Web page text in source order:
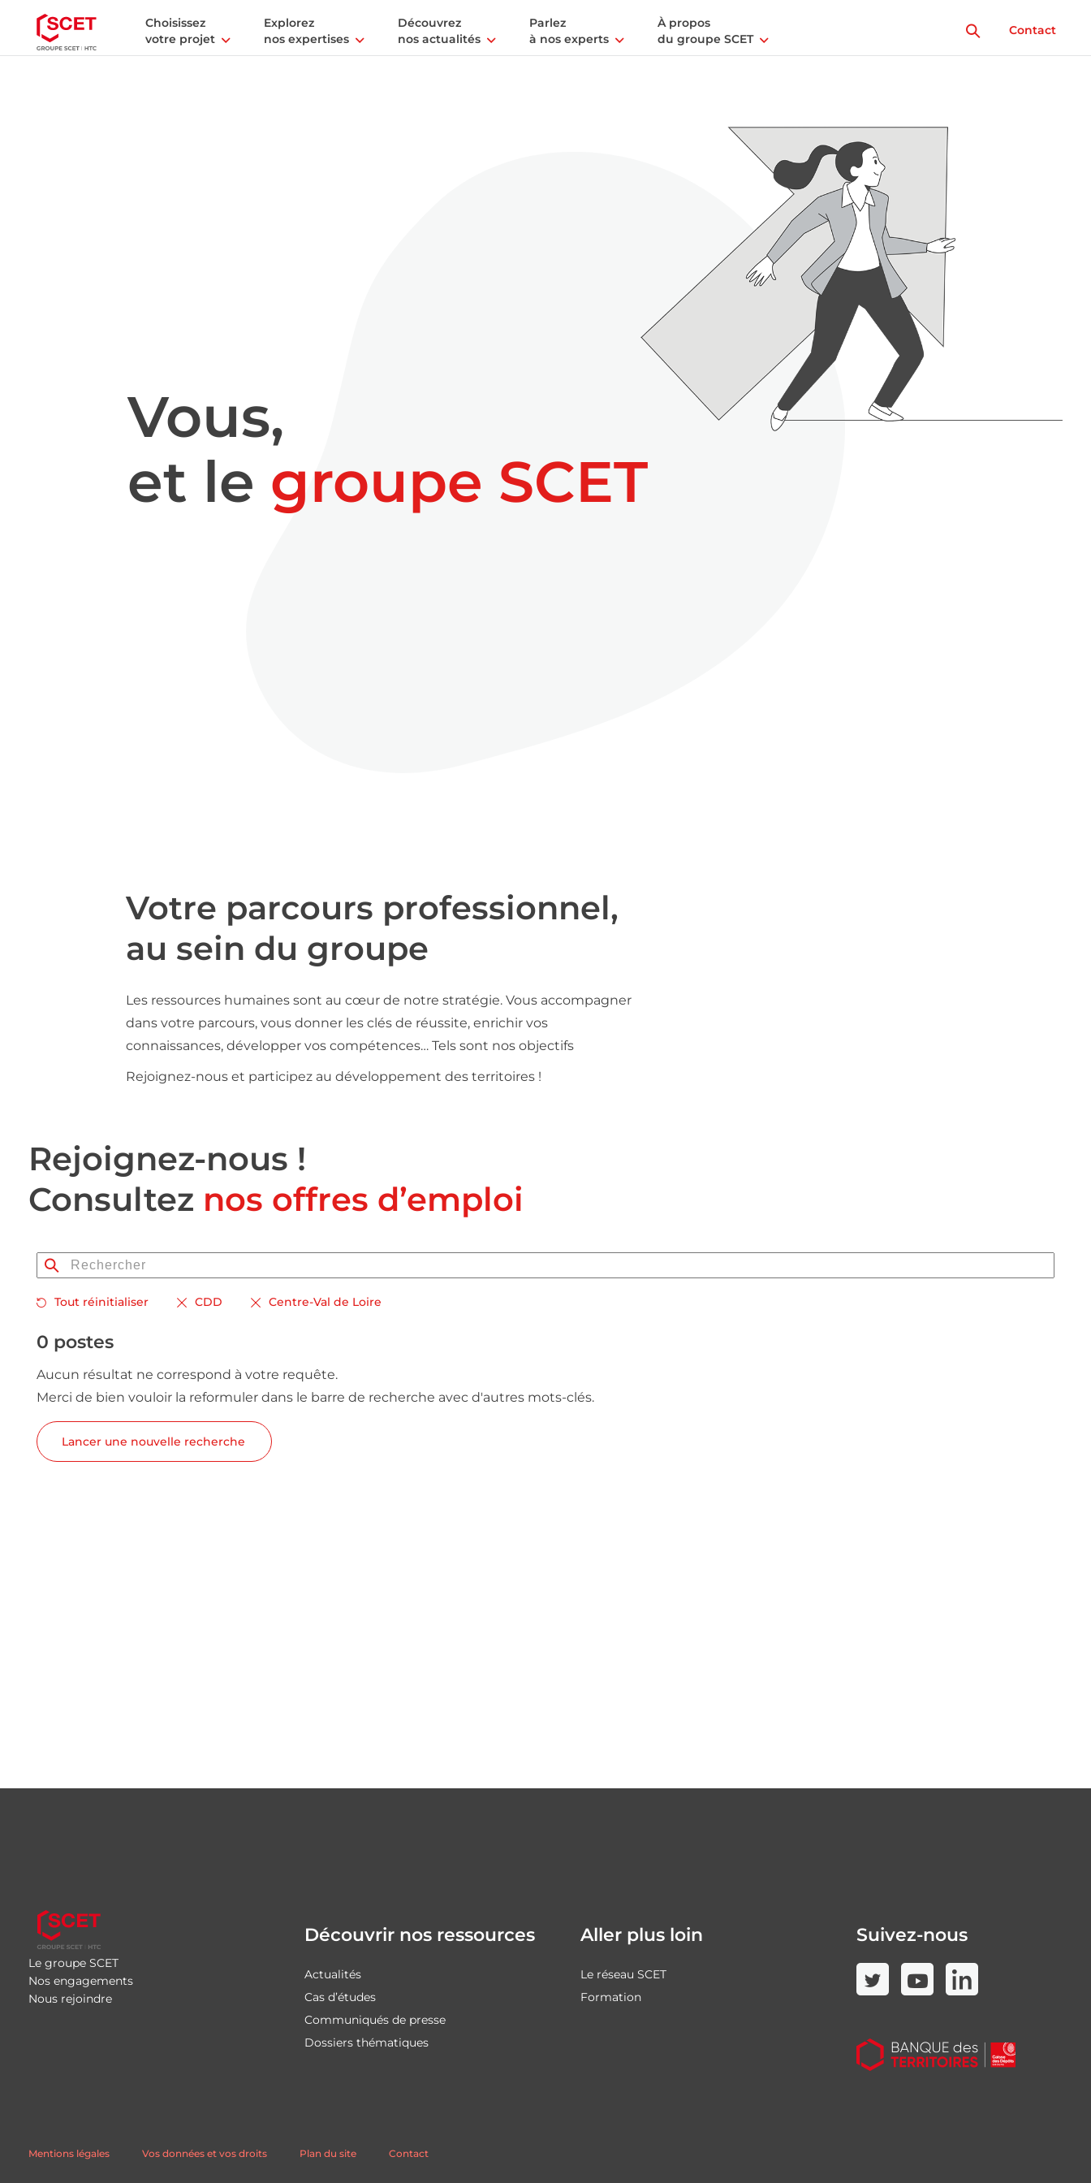
Choisissez
votre projet
Explorez
nos expertises
Découvrez
nos actualités
Parlez
à nos experts
À propos
du groupe SCET
Contact
Vous,
et le groupe SCET
Votre parcours professionnel,
au sein du groupe
Les ressources humaines sont au cœur de notre stratégie. Vous accompagner
dans votre parcours, vous donner les clés de réussite, enrichir vos
connaissances, développer vos compétences… Tels sont nos objectifs
Rejoignez-nous et participez au développement des territoires !
Rejoignez-nous !
Consultez nos offres d’emploi
Tout réinitialiser CDD Centre-Val de Loire
0 postes
Aucun résultat ne correspond à votre requête.
Merci de bien vouloir la reformuler dans le barre de recherche avec d'autres mots-clés.
Lancer une nouvelle recherche
Le groupe SCET
Nos engagements
Nous rejoindre
Découvrir nos ressources
Actualités
Cas d’études
Communiqués de presse
Dossiers thématiques
Aller plus loin
Le réseau SCET
Formation
Suivez-nous
Mentions légales Vos données et vos droits Plan du site Contact